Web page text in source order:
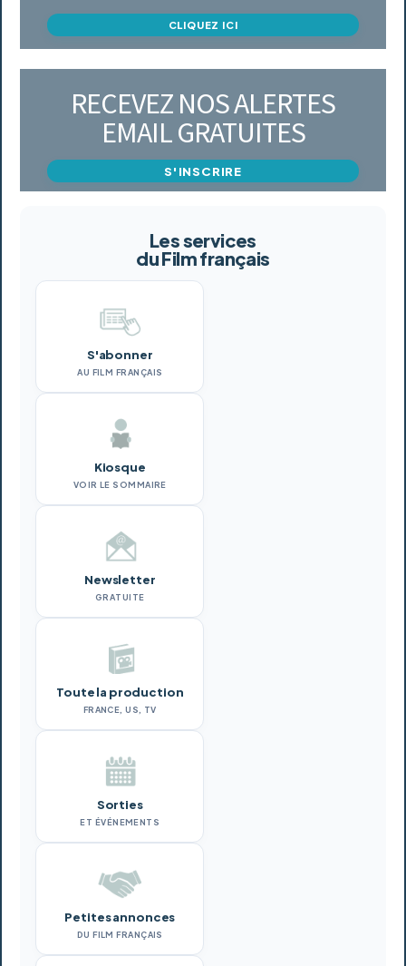
CLIQUEZ ICI
RECEVEZ NOS ALERTES
EMAIL GRATUITES
S'INSCRIRE
Les services
du Film français
S'abonner
AU FILM FRANÇAIS
Kiosque
VOIR LE SOMMAIRE
Newsletter
GRATUITE
Toute la production
FRANCE, US, TV
Sorties
ET ÉVÉNEMENTS
Petites annonces
DU FILM FRANÇAIS